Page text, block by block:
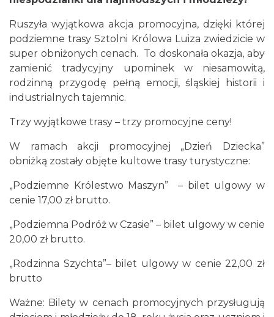
O zbożach, chlebie i ziołach
Chorzów
2026-08-23
12.77 km
Śląsko Wilijo
2026-12-13
12.77 km
Ruszyła wyjątkowa akcja promocyjna, dzięki której
podziemne trasy Sztolni Królowa Luiza zwiedzicie w
super obniżonych cenach. To doskonała okazja, aby
zamienić tradycyjny upominek w niesamowitą,
rodzinną przygodę pełną emocji, śląskiej historii i
industrialnych tajemnic.
Trzy wyjątkowe trasy – trzy promocyjne ceny!
W ramach akcji promocyjnej „Dzień Dziecka”
obniżką zostały objęte kultowe trasy turystyczne:
„Podziemne Królestwo Maszyn” – bilet ulgowy w
cenie 17,00 zł brutto.
„Podziemna Podróż w Czasie” – bilet ulgowy w cenie
20,00 zł brutto.
„Rodzinna Szychta”– bilet ulgowy w cenie 22,00 zł
brutto
Ważne: Bilety w cenach promocyjnych przysługują